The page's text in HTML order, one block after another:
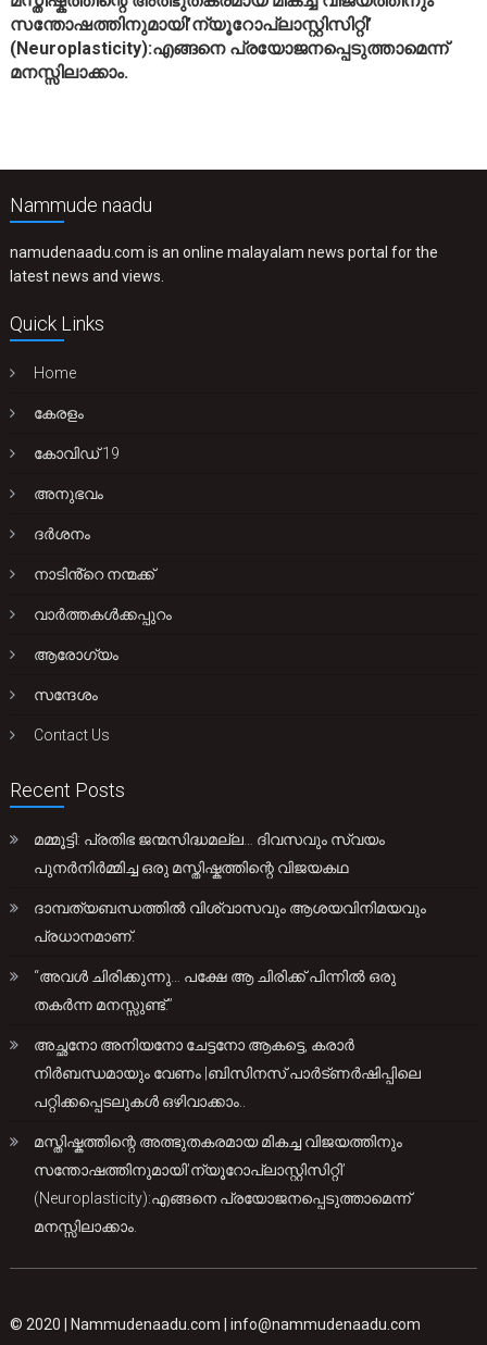
സന്തോഷത്തിനുമായി’ന്യൂറോപ്ലാസ്റ്റിസിറ്റി’
(Neuroplasticity):എങ്ങനെ പ്രയോജനപ്പെടുത്താമെന്ന്
മനസ്സിലാക്കാം.
Nammude naadu
namudenaadu.com is an online malayalam news portal for the
latest news and views.
Quick Links
Home
കേരളം
കോവിഡ് 19
അനുഭവം
ദർശനം
നാടിൻ്റെ നന്മക്ക്
വാർത്തകൾക്കപ്പുറം
ആരോഗ്യം
സന്ദേശം
Contact Us
Recent Posts
മമ്മൂട്ടി: പ്രതിഭ ജന്മസിദ്ധമല്ല… ദിവസവും സ്വയം
പുനർനിർമ്മിച്ച ഒരു മസ്തിഷ്കത്തിന്റെ വിജയകഥ
ദാമ്പത്യബന്ധത്തിൽ വിശ്വാസവും ആശയവിനിമയവും
പ്രധാനമാണ്.
“അവൾ ചിരിക്കുന്നു… പക്ഷേ ആ ചിരിക്ക് പിന്നിൽ ഒരു
തകർന്ന മനസ്സുണ്ട്.”
അച്ഛനോ അനിയനോ ചേട്ടനോ ആകട്ടെ, കരാർ
നിർബന്ധമായും വേണം |ബിസിനസ് പാർട്ണർഷിപ്പിലെ
പറ്റിക്കപ്പെടലുകൾ ഒഴിവാക്കാം..
മസ്തിഷ്കത്തിന്റെ അത്ഭുതകരമായ മികച്ച വിജയത്തിനും
സന്തോഷത്തിനുമായി’ന്യൂറോപ്ലാസ്റ്റിസിറ്റി’
(Neuroplasticity):എങ്ങനെ പ്രയോജനപ്പെടുത്താമെന്ന്
മനസ്സിലാക്കാം.
© 2020 | Nammudenaadu.com |info@nammudenaadu.com